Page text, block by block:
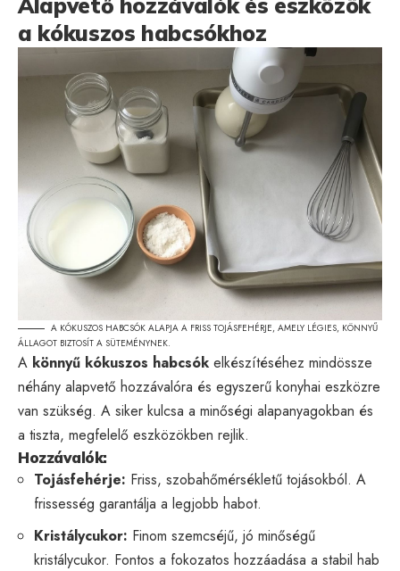
a kókuszos habcsókhoz
A KÓKUSZOS HABCSÓK ALAPJA A FRISS TOJÁSFEHÉRJE, AMELY LÉGIES, KÖNNYŰ
ÁLLAGOT BIZTOSÍT A SÜTEMÉNYNEK.
A könnyű kókuszos habcsók elkészítéséhez mindössze
néhány alapvető hozzávalóra és egyszerű konyhai eszközre
van szükség. A siker kulcsa a minőségi alapanyagokban és
a tiszta, megfelelő eszközökben rejlik.
Hozzávalók:
Tojásfehérje: Friss, szobahőmérsékletű tojásokból. A
frissesség garantálja a legjobb habot.
Kristálycukor: Finom szemcséjű, jó minőségű
kristálycukor. Fontos a fokozatos hozzáadása a stabil hab